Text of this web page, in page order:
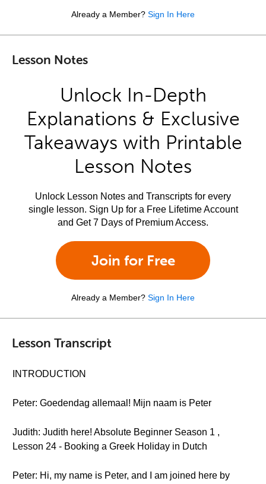
Already a Member? Sign In Here
Lesson Notes
Unlock In-Depth
Explanations & Exclusive
Takeaways with Printable
Lesson Notes
Unlock Lesson Notes and Transcripts for every
single lesson. Sign Up for a Free Lifetime Account
and Get 7 Days of Premium Access.
Join for Free
Already a Member? Sign In Here
Lesson Transcript
INTRODUCTION
Peter: Goedendag allemaal! Mijn naam is Peter
Judith: Judith here! Absolute Beginner Season 1 ,
Lesson 24 - Booking a Greek Holiday in Dutch
Peter: Hi, my name is Peter, and I am joined here by